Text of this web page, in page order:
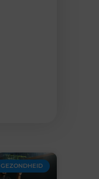
GEZONDHEID